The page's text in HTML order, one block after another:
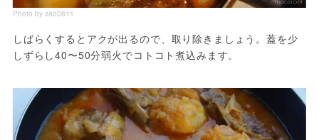
Photo by ako0811
しばらくするとアクが出るので、取り除きましょう。蓋を少
しずらし40〜50分弱火でコトコト煮込みます。